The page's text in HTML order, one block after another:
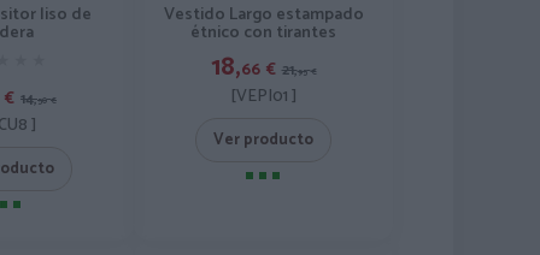
liso de
€ 14,50 €
]
Vestido Largo estampado
étnico con tirantes
18,66 € 21,95 €
[VEPI01 ]
Ver producto